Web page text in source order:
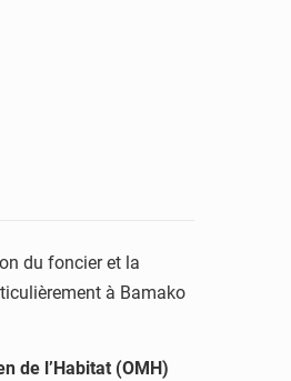
du foncier et la
à Bamako
de l’Habitat (OMH)